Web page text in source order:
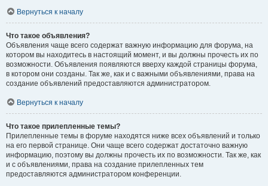
Вернуться к началу
Что такое объявления?
Объявления чаще всего содержат важную информацию для форума, на
котором вы находитесь в настоящий момент, и вы должны прочесть их по
возможности. Объявления появляются вверху каждой страницы форума,
в котором они созданы. Так же, как и с важными объявлениями, права на
создание объявлений предоставляются администратором.
Вернуться к началу
Что такое прилепленные темы?
Прилепленные темы в форуме находятся ниже всех объявлений и только
на его первой странице. Они чаще всего содержат достаточно важную
информацию, поэтому вы должны прочесть их по возможности. Так же, как
и с объявлениями, права на создание прилепленных тем
предоставляются администратором конференции.